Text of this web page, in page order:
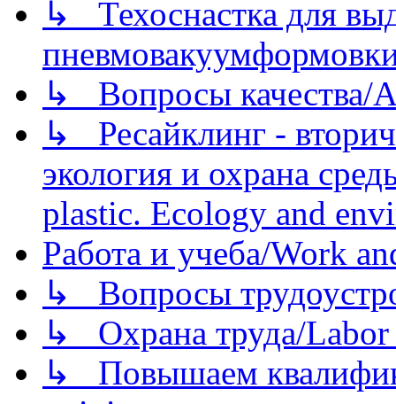
↳ Техоснастка для
↳ Вопросы качества/
↳ Ресайклинг -
экология и охрана
plastic. Ecology and
Работа и учеба/Work
↳ Вопросы
↳ Охрана труда/Labor
↳ Повышаем